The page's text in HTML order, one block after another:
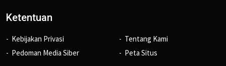
Ketentuan
Kebijakan Privasi
Pedoman Media Siber
Tentang Kami
Peta Situs